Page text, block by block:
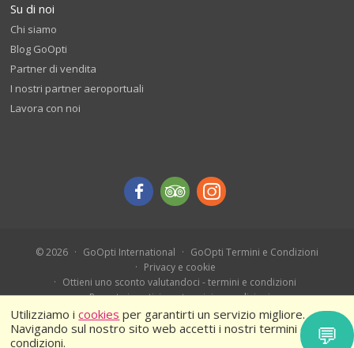
Utilizziamo icookies per garantirti un servizio migliore.
Navigando sul nostro sito web accetti i nostri termini e
condizioni.
Su di noi
Chi siamo
Blog GoOpti
Partner di vendita
I nostri partner aeroportuali
Lavora con noi
© 2026 GoOpti International
GoOpti Termini e Condizioni
Privacy e cookie
Ottieni uno sconto valutandoci - termini e condizioni
Prenota in anticipo - termini e condizioni
Ferragosto 2026 – Termini e condizioni
💬